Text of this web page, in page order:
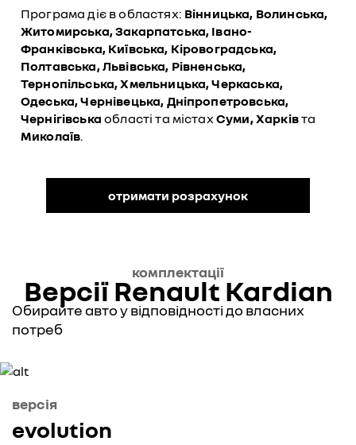
Програма діє в областях: Вінницька, Волинська,
Житомирська, Закарпатська, Івано-
Франківська, Київська, Кіровоградська,
Полтавська, Львівська, Рівненська,
Тернопільська, Хмельницька, Черкаська,
Одеська, Чернівецька, Дніпропетровська,
Чернігівська області та містах Суми, Харківта
Миколаїв.
отримати розрахунок
комплектації
Версії Renault Kardian
Обирайте авто у відповідності до власних
потреб
версія
evolution